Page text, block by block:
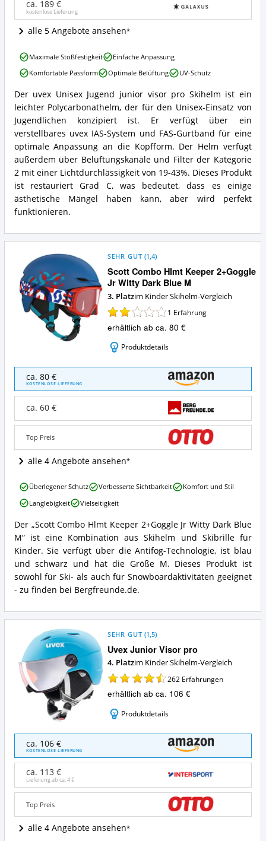
Skihelm
Angebote:
Wo
ist
Kinder
Skihelm
erhältlich?
ca. 189 €
kostenlose Lieferung
alle 5 Angebote ansehen
uvex
Unisex
Jugend
junior
visor
pro
Skihelm
Zusammenfassung:
Was
bietet
dieser
Kinder
Der uvex Unisex Jugend junior visor pro Skihelm ist ein
leichter Polycarbonathelm, der für den Unisex-Einsatz von
Jugendlichen konzipiert ist. Er verfügt über ein
verstellbares uvex IAS-System und FAS-Gurtband für eine
optimale Anpassung an die Kopfform. Der Helm verfügt
außerdem über Belüftungskanäle und Filter der Kategorie
2 mit einer Lichtdurchlässigkeit von 19-43%. Dieses Produkt
ist restauriert Grad C, was bedeutet, dass es einige
ästhetische Mängel haben kann, aber wird perfekt
funktionieren.
uvex
Unisex
Jugend
visor
pro
Skihelm
Vorteile:
Was
spricht
für
diesen
Kinder
Skihelm?
Maximale Stoßfestigkeit
Einfache Anpassung
Komfortable Passform
Optimale Belüftung UV-Schutz
Scott Combo Hlmt Keeper 2+Goggle
Jr Witty Dark Blue M
SEHR GUT (1,4)
3. Platzim Kinder Skihelm-Vergleich
1 Erfahrung
erhältlich ab ca. 80 €
Produktdetails
Combo
Hlmt
Keeper
2+Goggle
Jr
Witty
Dark
Blue
M
Wo
ist
dieser
Kinder
Skihelm
erhältlich?
ca. 80 €
KOSTENLOSE LIEFERUNG
ca. 60 €
Top Preis
alle 4 Angebote ansehen
Scott
Combo
Hlmt
Keeper
2+Goggle
Jr
Witty
Blue
Zusammenfassung:
Was
bietet
dieser
Kinder
Skihelm?
Der „Scott Combo Hlmt Keeper 2+Goggle Jr Witty Dark Blue
M“ ist eine Kombination aus Skihelm und Skibrille für
Kinder. Sie verfügt über die Antifog-Technologie, ist blau
und schwarz und hat die Größe M. Dieses Produkt ist
sowohl für Ski- als auch für Snowboardaktivitäten geeignet
- zu finden bei Bergfreunde.de.
Scott
Combo
Hlmt
2+Goggle
Jr
Witty
Dark
Blue
M
Vorteile:
spricht
für
diesen
Kinder
Skihelm?
Überlegener Schutz Verbesserte Sichtbarkeit
Komfort und Stil
Langlebigkeit
Vielseitigkeit
Uvex Junior Visor pro
SEHR GUT (1,5)
4. Platzim Kinder Skihelm-Vergleich
262 Erfahrungen
erhältlich ab ca. 106 €
Produktdetails
Uvex
Junior
Visor
Angebote:
Wo
dieser
Kinder
Skihelm
ca. 106 €
KOSTENLOSE LIEFERUNG
ca. 113 €
Lieferung ab ca.4 €
Top Preis
alle 4 Angebote ansehen